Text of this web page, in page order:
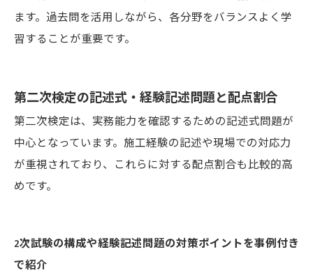
ます。過去問を活用しながら、各分野をバランスよく学
習することが重要です。
第二次検定の記述式・経験記述問題と配点割合
第二次検定は、実務能力を確認するための記述式問題が
中心となっています。施工経験の記述や現場での対応力
が重視されており、これらに対する配点割合も比較的高
めです。
2次試験の構成や経験記述問題の対策ポイントを事例付き
で紹介